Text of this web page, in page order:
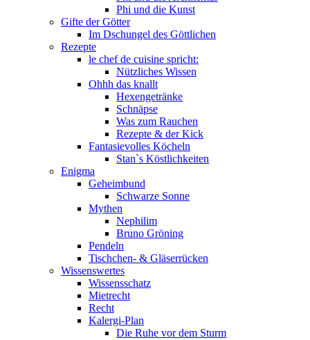
Phi und die Kunst
Gifte der Götter
Im Dschungel des Göttlichen
Rezepte
le chef de cuisine spricht:
Nützliches Wissen
Ohhh das knallt
Hexengetränke
Schnäpse
Was zum Rauchen
Rezepte & der Kick
Fantasievolles Köcheln
Stan`s Köstlichkeiten
Enigma
Geheimbund
Schwarze Sonne
Mythen
Nephilim
Bruno Gröning
Pendeln
Tischchen- & Gläserrücken
Wissenswertes
Wissensschatz
Mietrecht
Recht
Kalergi-Plan
Die Ruhe vor dem Sturm